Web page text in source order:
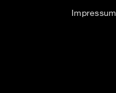
Impressum